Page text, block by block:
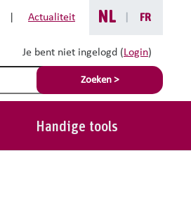
Actualiteit NL FR
Je bent niet ingelogd (Login)
Zoeken >
Handige tools